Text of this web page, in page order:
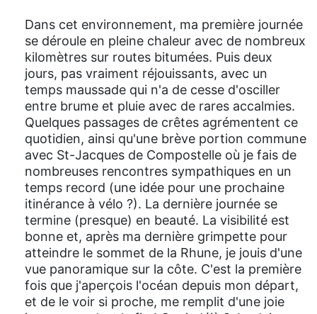
Dans cet environnement, ma première journée
se déroule en pleine chaleur avec de nombreux
kilomètres sur routes bitumées. Puis deux
jours, pas vraiment réjouissants, avec un
temps maussade qui n'a de cesse d'osciller
entre brume et pluie avec de rares accalmies.
Quelques passages de crêtes agrémentent ce
quotidien, ainsi qu'une brève portion commune
avec St-Jacques de Compostelle où je fais de
nombreuses rencontres sympathiques en un
temps record (une idée pour une prochaine
itinérance à vélo ?). La dernière journée se
termine (presque) en beauté. La visibilité est
bonne et, après ma dernière grimpette pour
atteindre le sommet de la Rhune, je jouis d'une
vue panoramique sur la côte. C'est la première
fois que j'aperçois l'océan depuis mon départ,
et de le voir si proche, me remplit d'une joie